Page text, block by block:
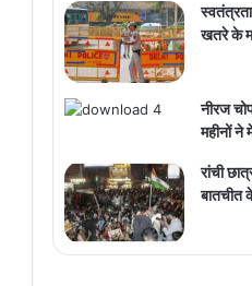
खतरे के
नीरज
महीनों ने
रांची
बातचीत